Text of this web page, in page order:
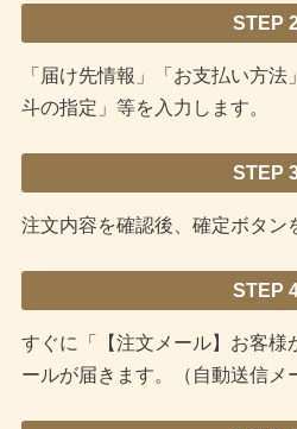
STEP
「届け先情報」「お支払い方
斗の指定」等を入力します。
STEP
注文内容を確認後、確定ボタン
STEP
すぐに「【注文メール】お客様
ールが届きます。（自動送信メ